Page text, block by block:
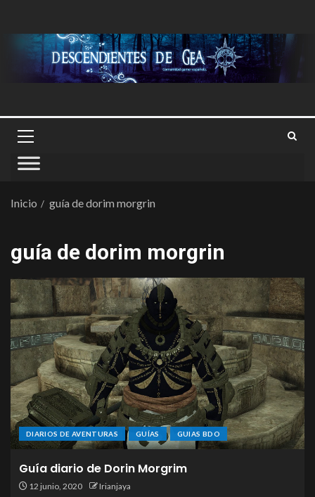
Inicio guía de dorim morgrin
guía de dorim morgrin
DIARIOS DE AVENTURAS GUÍAS GUIAS BDO
Guía diario de Dorin Morgrim
12 junio, 2020 Irianjaya